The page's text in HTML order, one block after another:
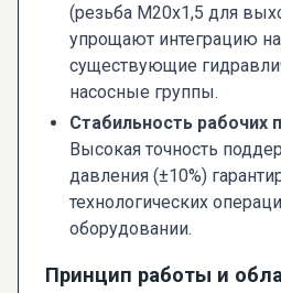
(резьба M20x1,5 для
упрощают интеграцию
существующие
насосные группы.
Стабильность рабочих
Высокая точность
давления (±10%)
технологических
оборудовании.
Принцип работы и